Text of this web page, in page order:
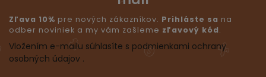
Zľava 10% pre nových zákazníkov. Prihláste sa na
odber noviniek a my vám zašleme zľavový kód.
Vložením e-mailu súhlasíte s podmienkami ochrany
osobných údajov .